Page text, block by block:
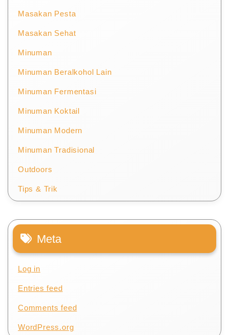
Masakan Pesta
Masakan Sehat
Minuman
Minuman Beralkohol Lain
Minuman Fermentasi
Minuman Koktail
Minuman Modern
Minuman Tradisional
Outdoors
Tips & Trik
Meta
Log in
Entries feed
Comments feed
WordPress.org